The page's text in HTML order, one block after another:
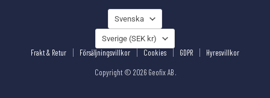
SPRÅK
Svenska
LAND
Sverige (SEK kr)
Frakt & Retur Försäljningsvillkor Cookies GDPR Hyresvillkor
Copyright © 2026 Geofix AB .